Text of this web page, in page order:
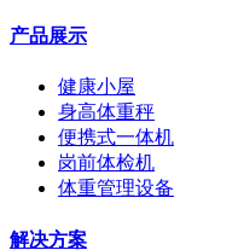
产品展示
健康小屋
身高体重秤
便携式一体机
岗前体检机
体重管理设备
解决方案